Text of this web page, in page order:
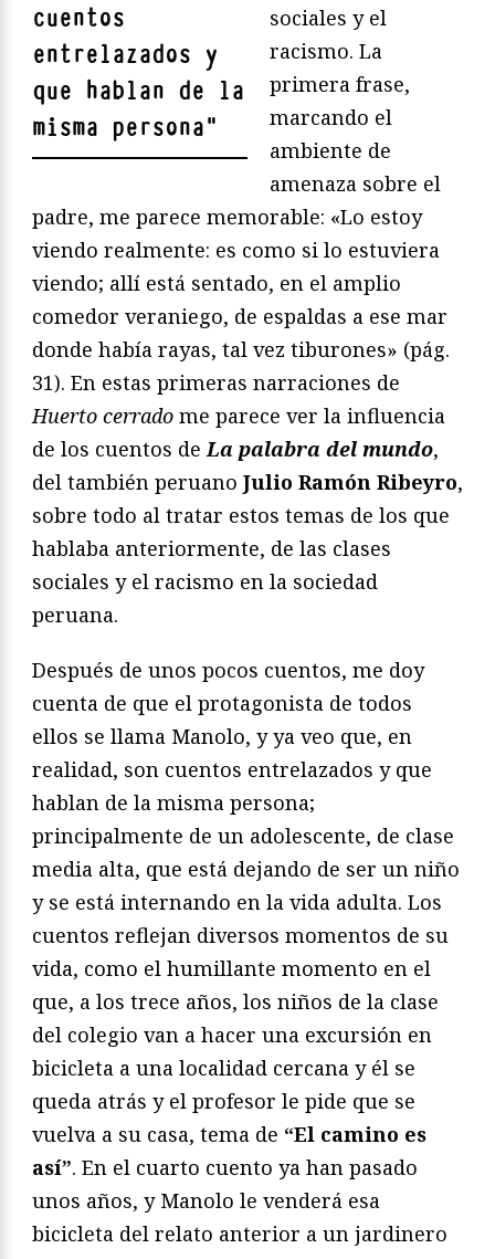
cuentos
entrelazados y
que hablan de la
misma persona"
sociales y el
racismo. La
primera frase,
marcando el
ambiente de
amenaza sobre el
padre, me parece memorable: «Lo estoy
viendo realmente: es como si lo estuviera
viendo; allí está sentado, en el amplio
comedor veraniego, de espaldas a ese mar
donde había rayas, tal vez tiburones» (pág.
31). En estas primeras narraciones de
Huerto cerrado me parece ver la influencia
de los cuentos deLa palabra del mundo,
del también peruano Julio Ramón Ribeyro,
sobre todo al tratar estos temas de los que
hablaba anteriormente, de las clases
sociales y el racismo en la sociedad
peruana.
Después de unos pocos cuentos, me doy
cuenta de que el protagonista de todos
ellos se llama Manolo, y ya veo que, en
realidad, son cuentos entrelazados y que
hablan de la misma persona;
principalmente de un adolescente, de clase
media alta, que está dejando de ser un niño
y se está internando en la vida adulta. Los
cuentos reflejan diversos momentos de su
vida, como el humillante momento en el
que, a los trece años, los niños de la clase
del colegio van a hacer una excursión en
bicicleta a una localidad cercana y él se
queda atrás y el profesor le pide que se
vuelva a su casa, tema de “El camino es
así”. En el cuarto cuento ya han pasado
unos años, y Manolo le venderá esa
bicicleta del relato anterior a un jardinero